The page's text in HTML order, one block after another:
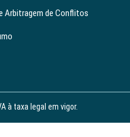
Arbitragem de Conflitos
à taxa legal em vigor.